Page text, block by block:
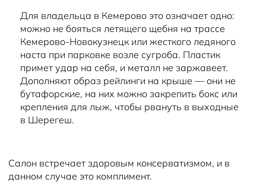
Для владельца в Кемерово это означает одно:
можно не бояться летящего щебня на трассе
Кемерово-Новокузнецк или жесткого ледяного
наста при парковке возле сугроба. Пластик
примет удар на себя, и металл не заржавеет.
Дополняют образ рейлинги на крыше — они не
бутафорские, на них можно закрепить бокс или
крепления для лыж, чтобы рвануть в выходные
в Шерегеш.
Салон встречает здоровым консерватизмом, и в
данном случае это комплимент.